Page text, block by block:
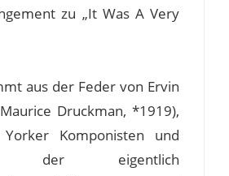
zu „It Was A Very
aus der Feder von Ervin
Druckman, *1919),
Komponisten und
der eigentlich